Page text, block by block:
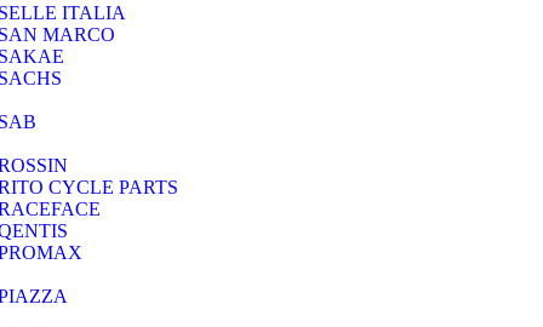
ITALIA
MARCO
CYCLE PARTS